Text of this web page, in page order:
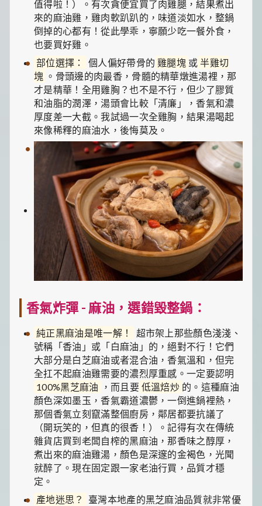
值得啦！）。有次貪便宜買了肉雞腿，結果煮出
來的麻油雞，雞肉軟趴趴的，味道淡如水，整鍋
倒掉的心都有！從此學乖，寧願少吃一餐外食，
也要買好雞。
部位選擇：
個人偏好帶骨的 雞腿塊 或 半雞切
塊 。骨頭邊的肉最香，骨髓的精華燉進湯裡，那
才是精華！全用雞胸？也不是不行，但少了膠質
和油脂的潤澤，湯頭會比較「清廉」，香氣和濃
厚度差一大截。我試過一次全雞胸，結果湯喝起
來像稀釋的麻油水，後悔莫及。
香氣炸彈 - 麻油，選錯毀整鍋：
純正黑麻油是唯一解！
超市架上那些顏色淺淺、
號稱「香油」或「白麻油」的，絕對不行！它們
大部分是白芝麻油或者混合油，香氣溫和，但完
全扛不起麻油雞需要的濃烈厚重感。一定要認明
100%黑芝麻油
，而且要 低溫焙炒 的。這種麻油
顏色深如墨玉，香氣霸道濃鬱，一倒進鍋裡熱，
那個香氣立刻竄滿整個廚房，鄰居都要抗議了
（開玩笑的，但真的很香！）。記得有次在傳統
雜貨店買到老闆自榨的黑麻油，那香味之醇厚，
煮出來的麻油雞湯，顏色是深邃的金褐色，光聞
就醉了。現在固定跟一家老油行買，品質才穩
定。
產地迷思？
臺灣本地產的黑芝麻油品質就非常優